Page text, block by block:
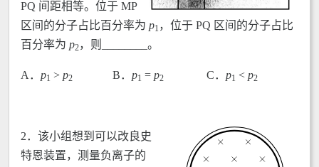
PQ 间距相等。位于 MP
区间的分子占比百分率为 p1 ，位于 PQ 区间的分子占比
百分率为 p2，则________。
A． p1 > p2 B． p1 = p2 C． p1 < p2
2．该小组想到可以改良史
特恩装置，测量负离子的